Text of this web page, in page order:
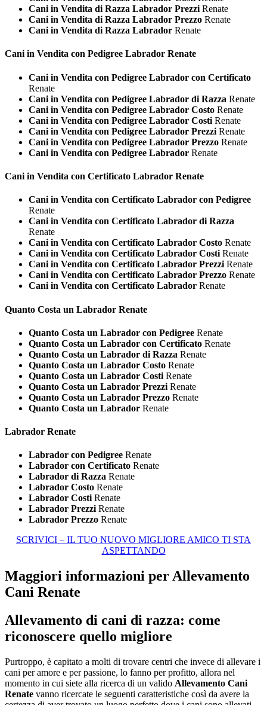
Cani in Vendita di Razza Labrador Prezzi Renate
Cani in Vendita di Razza Labrador Prezzo Renate
Cani in Vendita di Razza Labrador Renate
Cani in Vendita con Pedigree Labrador Renate
Cani in Vendita con Pedigree Labrador con Certificato
Renate
Cani in Vendita con Pedigree Labrador di Razza Renate
Cani in Vendita con Pedigree Labrador Costo Renate
Cani in Vendita con Pedigree Labrador Costi Renate
Cani in Vendita con Pedigree Labrador Prezzi Renate
Cani in Vendita con Pedigree Labrador Prezzo Renate
Cani in Vendita con Pedigree Labrador Renate
Cani in Vendita con Certificato Labrador Renate
Cani in Vendita con Certificato Labrador con Pedigree
Renate
Cani in Vendita con Certificato Labrador di Razza
Renate
Cani in Vendita con Certificato Labrador Costo Renate
Cani in Vendita con Certificato Labrador Costi Renate
Cani in Vendita con Certificato Labrador Prezzi Renate
Cani in Vendita con Certificato Labrador Prezzo Renate
Cani in Vendita con Certificato Labrador Renate
Quanto Costa un Labrador Renate
Quanto Costa un Labrador con Pedigree Renate
Quanto Costa un Labrador con Certificato Renate
Quanto Costa un Labrador di Razza Renate
Quanto Costa un Labrador Costo Renate
Quanto Costa un Labrador Costi Renate
Quanto Costa un Labrador Prezzi Renate
Quanto Costa un Labrador Prezzo Renate
Quanto Costa un Labrador Renate
Labrador Renate
Labrador con Pedigree Renate
Labrador con Certificato Renate
Labrador di Razza Renate
Labrador Costo Renate
Labrador Costi Renate
Labrador Prezzi Renate
Labrador Prezzo Renate
SCRIVICI – IL TUO NUOVO MIGLIORE AMICO TI STA
ASPETTANDO
Maggiori informazioni per Allevamento
Cani Renate
Allevamento di cani di razza: come
riconoscere quello migliore
Purtroppo, è capitato a molti di trovare centri che invece di allevare i
cani per amore e per passione, lo fanno per profitto, allora nel
momento in cui siete alla ricerca di un valido Allevamento Cani
Renate vanno ricercate le seguenti caratteristiche così da avere la